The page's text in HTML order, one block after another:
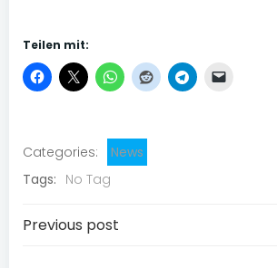
Teilen mit:
Categories:
News
Tags: No Tag
Post
Previous post